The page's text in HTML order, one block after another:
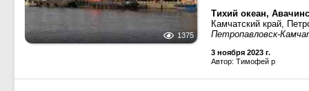
1375
Тихий океан,
Камчатский край,
Петропавловск-
3 ноября 2023 г.
Автор: Тимофей р